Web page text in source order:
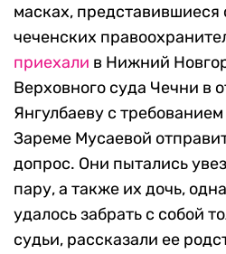
масках, представившиеся
чеченских
приехали в Нижний
Верховного суда Чечни в
Янгулбаеву с
Зареме Мусаевой
допрос. Они пытались
пару, а также их дочь,
удалось забрать с собой
судьи, рассказали ее